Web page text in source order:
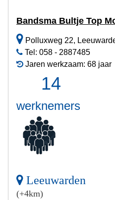
Bandsma Bultje Top
Polluxweg 22,
Tel: 058 - 2887485
Jaren werkzaam: 68 jaar
14
werknemers
Leeuwarden
(+4km)